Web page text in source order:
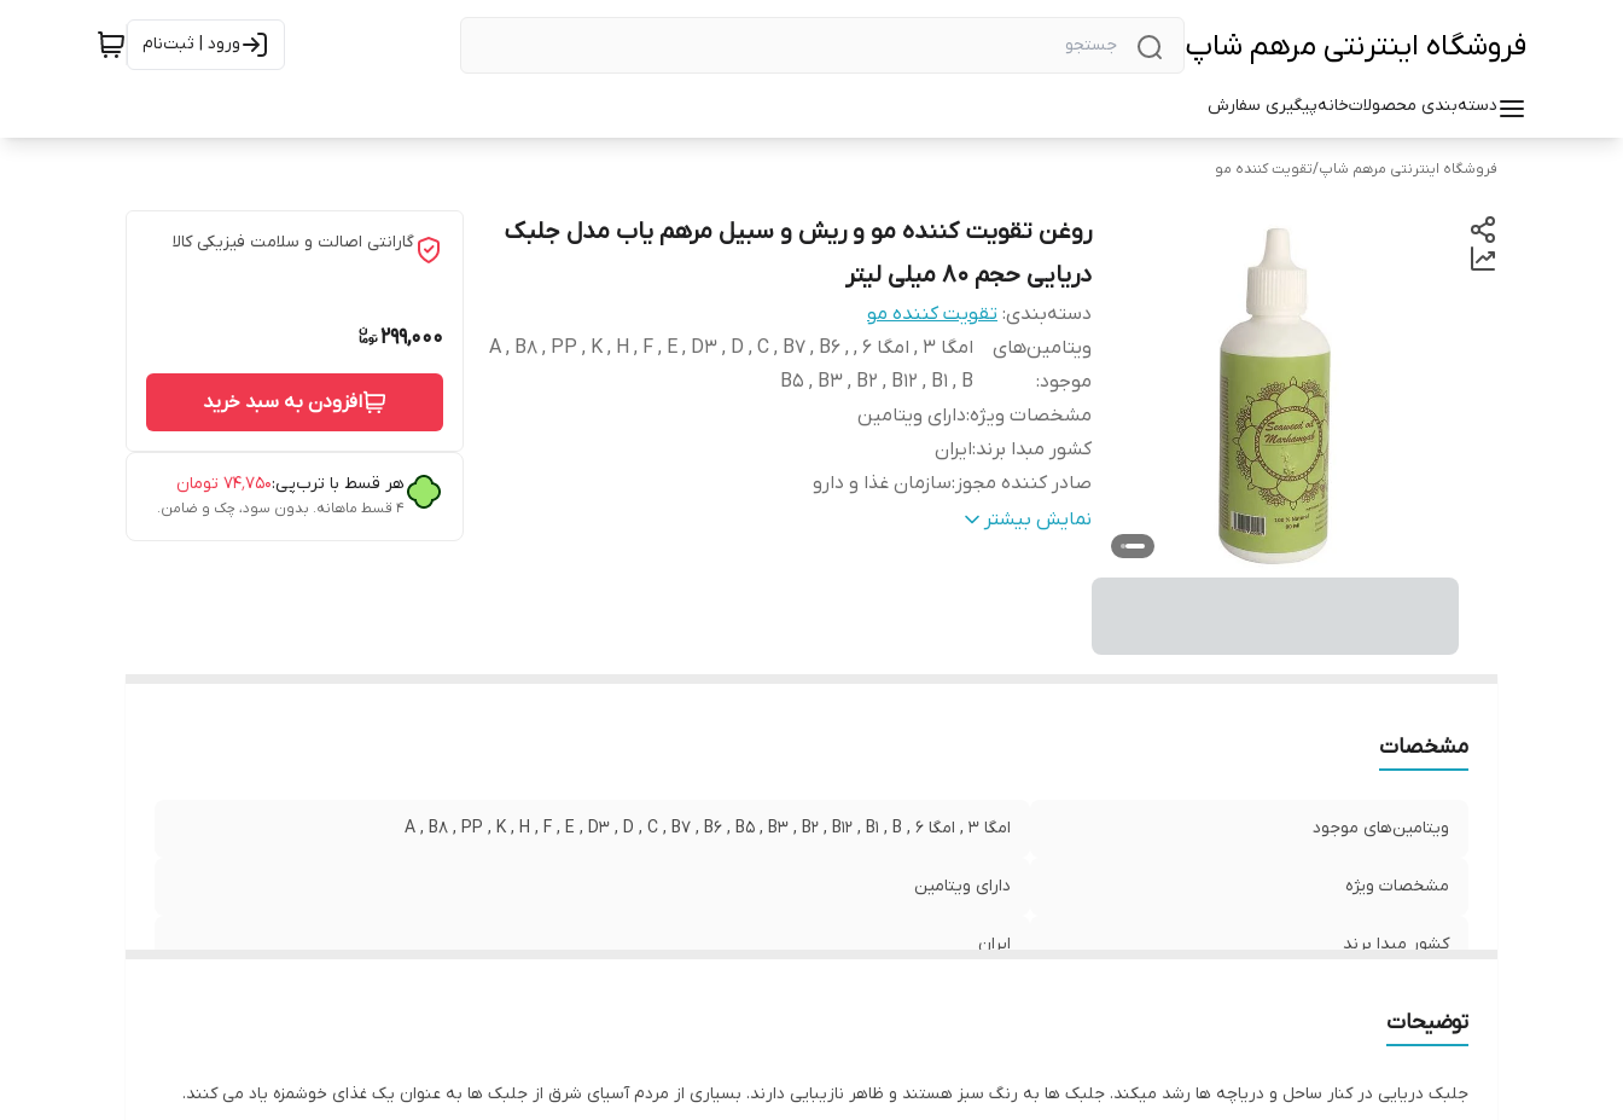
فروشگاه اینترنتی مرهم شاپ ورود | ثبت‌نام
دسته‌بندی محصولاتخانهپیگیری سفارش
فروشگاه اینترنتی مرهم شاپ/تقویت کننده مو
روغن تقویت کننده مو و ریش و سبیل مرهم یاب مدل جلبک
دریایی حجم 80 میلی لیتر
دسته‌بندی: تقویت کننده مو
ویتامین‌های
موجود:
امگا 3 , امگا 6 , A , B8 , PP , K , H , F , E , D3 , D , C , B7 , B6 ,
B5 , B3 , B2 , B12 , B1 , B
مشخصات ویژه:دارای ویتامین
کشور مبدا برند:ایران
صادر کننده مجوز :سازمان غذا و دارو
حجم:80 میلی‌لیتر
نمایش بیشتر
گارانتی اصالت و سلامت فیزیکی کالا
299,000
افزودن به سبد خرید
هر قسط با ترب‌پی:۷۴٬۷۵۰ تومان
۴ قسط ماهانه. بدون سود، چک و ضامن.
مشخصات
ویتامین‌های موجود امگا 3 , امگا 6 , A , B8 , PP , K , H , F , E , D3 , D , C , B7 , B6 , B5 , B3 , B2 , B12 , B1 , B
مشخصات ویژه دارای ویتامین
کشور مبدا برند ایران
توضیحات
جلبک دریایی در کنار ساحل و دریاچه ها رشد میکند. جلبک ها به رنگ سبز هستند و ظاهر نازیبایی دارند. بسیاری از مردم آسیای شرق از جلبک ها به عنوان یک غذای خوشمزه یاد می کنند.